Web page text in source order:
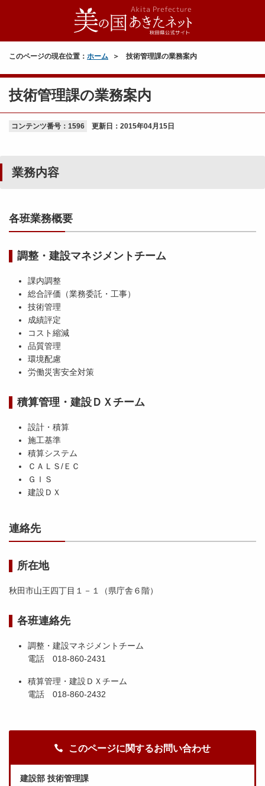
このページの現在位置： ホーム 技術管理課の業務案内
技術管理課の業務案内
コンテンツ番号：1596 更新日： 2015年04月15日
業務内容
各班業務概要
調整・建設マネジメントチーム
課内調整
総合評価（業務委託・工事）
技術管理
成績評定
コスト縮減
品質管理
環境配慮
労働災害安全対策
積算管理・建設ＤＸチーム
設計・積算
施工基準
積算システム
ＣＡＬＳ/ＥＣ
ＧＩＳ
建設ＤＸ
連絡先
所在地
秋田市山王四丁目１－１（県庁舎６階）
各班連絡先
調整・建設マネジメントチーム
電話 018-860-2431
積算管理・建設ＤＸチーム
電話 018-860-2432
このページに関するお問い合わせ
建設部 技術管理課